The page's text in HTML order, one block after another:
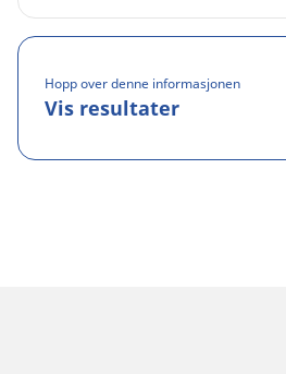
Hopp over denne informasjonen
Vis resultater